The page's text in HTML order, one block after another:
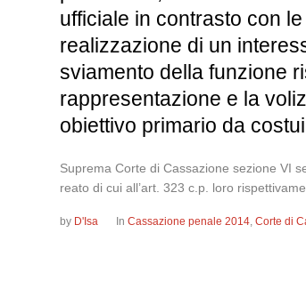
ufficiale in contrasto con
realizzazione di un
sviamento della funzione
rappresentazione e la
obiettivo primario da
Suprema Corte di Cassazione sezione VI
reato di cui all’art. 323 c.p. loro
by D'Isa InCassazione penale 2014,Corte di